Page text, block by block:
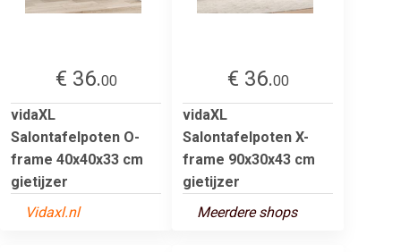
€ 36.00
vidaXL
Salontafelpoten O-
frame 40x40x33 cm
gietijzer
Vidaxl.nl
€ 36.00
vidaXL
Salontafelpoten X-
frame 90x30x43 cm
gietijzer
Meerdere shops